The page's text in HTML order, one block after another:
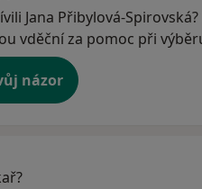
Jana Přibylová-
vděční za pomoc při
názor